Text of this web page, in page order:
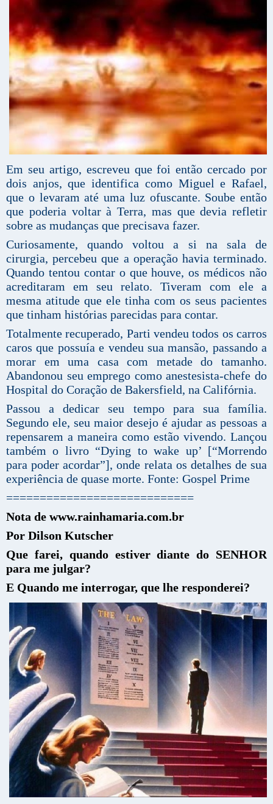
Em seu artigo, escreveu que foi então cercado por
dois anjos, que identifica como Miguel e Rafael,
que o levaram até uma luz ofuscante. Soube então
que poderia voltar à Terra, mas que devia refletir
sobre as mudanças que precisava fazer.
Curiosamente, quando voltou a si na sala de
cirurgia, percebeu que a operação havia terminado.
Quando tentou contar o que houve, os médicos não
acreditaram em seu relato. Tiveram com ele a
mesma atitude que ele tinha com os seus pacientes
que tinham histórias parecidas para contar.
Totalmente recuperado, Parti vendeu todos os carros
caros que possuía e vendeu sua mansão, passando a
morar em uma casa com metade do tamanho.
Abandonou seu emprego como anestesista-chefe do
Hospital do Coração de Bakersfield, na Califórnia.
Passou a dedicar seu tempo para sua família.
Segundo ele, seu maior desejo é ajudar as pessoas a
repensarem a maneira como estão vivendo. Lançou
também o livro “Dying to wake up’ [“Morrendo
para poder acordar”], onde relata os detalhes de sua
experiência de quase morte. Fonte: Gospel Prime
============================
Nota de www.rainhamaria.com.br
Por Dilson Kutscher
Que farei, quando estiver diante do SENHOR
para me julgar?
E Quando me interrogar, que lhe responderei?